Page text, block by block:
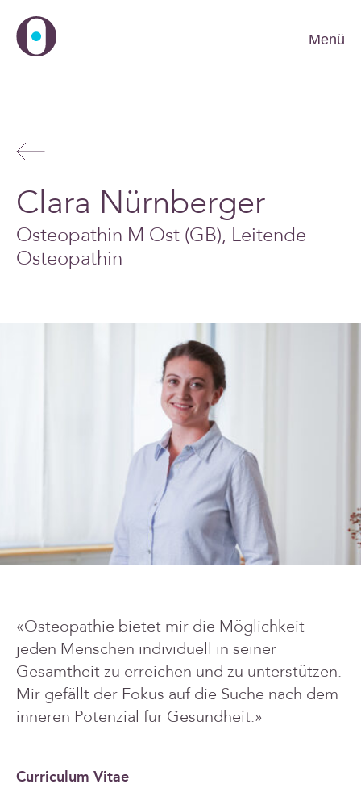
Menü
Clara Nürnberger
Osteopathin M Ost (GB), Leitende
Osteopathin
«Osteopathie bietet mir die Möglichkeit
jeden Menschen individuell in seiner
Gesamtheit zu erreichen und zu unterstützen.
Mir gefällt der Fokus auf die Suche nach dem
inneren Potenzial für Gesundheit.»
Curriculum Vitae